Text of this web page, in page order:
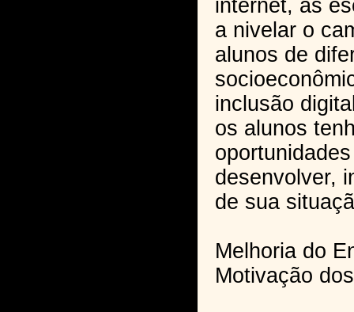
internet, as
a nivelar o
alunos de
inclusão
os alunos
desenvolver,
de sua
Melhoria do
Motivação